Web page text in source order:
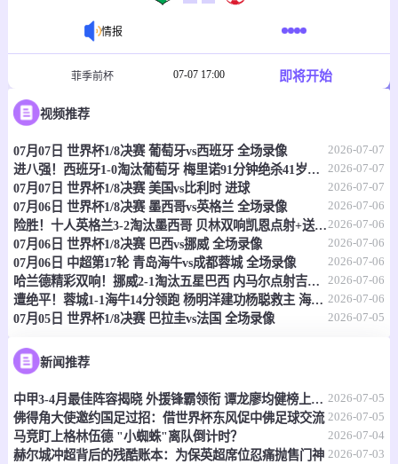
情报
菲季前杯 07-07 17:00 即将开始
塔玛劳斯
情报
澳首超 07-07 17:30 即将开始
莫纳洛黑豹 0 - 0 昆比亚城市
情报
澳昆超 07-07 17:30 即将开始
黄金海岸骑士
情报
澳昆超 07-07 17:30 即将开始
视频推荐
07月07日 世界杯1/8决赛 葡萄牙vs西班牙 全场录像 2026-07-07
进八强！西班牙1-0淘汰葡萄牙 梅里诺91分钟绝杀41岁C罗最后一舞 2026-07-07
07月07日 世界杯1/8决赛 美国vs比利时 进球 2026-07-07
07月06日 世界杯1/8决赛 墨西哥vs英格兰 全场录像 2026-07-06
险胜！十人英格兰3-2淘汰墨西哥 贝林双响凯恩点射+送点宽萨直红 2026-07-06
07月06日 世界杯1/8决赛 巴西vs挪威 全场录像 2026-07-06
07月06日 中超第17轮 青岛海牛vs成都蓉城 全场录像 2026-07-06
哈兰德精彩双响！挪威2-1淘汰五星巴西 内马尔点射吉马良斯失点 2026-07-06
遭绝平！蓉城1-1海牛14分领跑 杨明洋建功杨聪救主 海牛仍倒数第3 2026-07-06
07月05日 世界杯1/8决赛 巴拉圭vs法国 全场录像 2026-07-05
新闻推荐
中甲3-4月最佳阵容揭晓 外援锋霸领衔 谭龙廖均健榜上有名 2026-07-05
佛得角大使邀约国足过招：借世界杯东风促中佛足球交流 2026-07-05
马竞盯上格林伍德 "小蜘蛛"离队倒计时？ 2026-07-04
赫尔城冲超背后的残酷账本：为保英超席位忍痛抛售门神 2026-07-03